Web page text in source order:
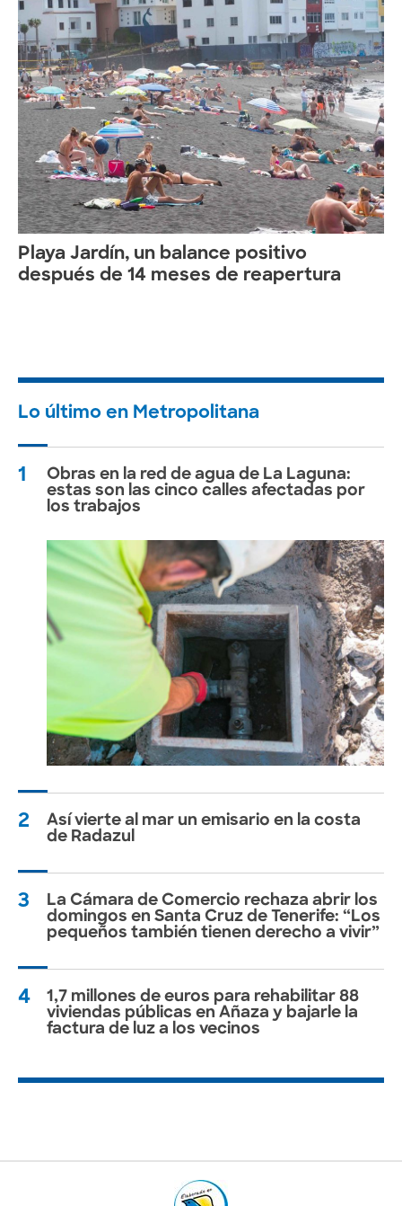
Playa Jardín, un balance positivo
después de 14 meses de reapertura
Lo último en Metropolitana
1
Obras en la red de agua de La Laguna:
estas son las cinco calles afectadas por
los trabajos
2
Así vierte al mar un emisario en la costa
de Radazul
3
La Cámara de Comercio rechaza abrir los
domingos en Santa Cruz de Tenerife: “Los
pequeños también tienen derecho a vivir”
4
1,7 millones de euros para rehabilitar 88
viviendas públicas en Añaza y bajarle la
factura de luz a los vecinos